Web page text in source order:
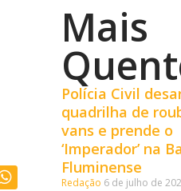
Mais
Polícia Civil
quadrilha de
vans e prende o
‘Imperador’ na
Fluminense
Redação 6 de julho de